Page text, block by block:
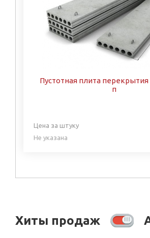
Пустотная плита
п
Цена за штуку
Не указана
Хиты продаж